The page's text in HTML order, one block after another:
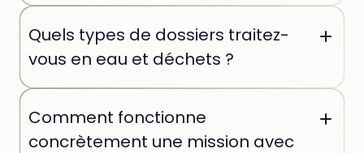
par nos équipes sur des critères stricts : passage
en cabinet de premier rang, expertise sectorielle
vérifiables sur des dossiers complexes ICPE, REP
ou contentieux environnementaux.
Quels types de dossiers traitez-
vous en eau et déchets ?
spectre : autorisations environnementales ICPE,
conformité REP, contentieux de police de l'eau,
Comment fonctionne
concrètement une mission avec